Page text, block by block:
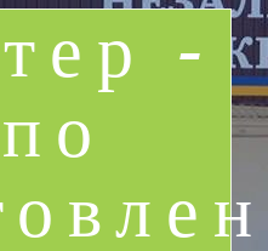
–